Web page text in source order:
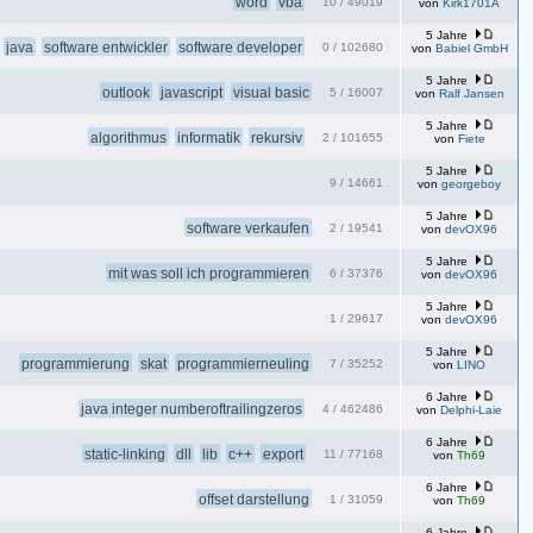
von Kirk1701A
0 / 102680
java software entwickler software developer
5 Jahre
von Babiel GmbH
5 / 16007
outlook javascript visual basic
5 Jahre
von Ralf Jansen
2 / 101655
algorithmus informatik rekursiv
5 Jahre
von Fiete
9 / 14661
5 Jahre
von georgeboy
2 / 19541
software verkaufen
5 Jahre
von devOX96
6 / 37376
mit was soll ich programmieren
5 Jahre
von devOX96
1 / 29617
5 Jahre
von devOX96
7 / 35252
programmierung skat programmierneuling
5 Jahre
von LINO
4 / 462486
java integer numberoftrailingzeros
6 Jahre
von Delphi-Laie
11 / 77168
static-linking dll lib c++ export
6 Jahre
von Th69
1 / 31059
offset darstellung
6 Jahre
von Th69